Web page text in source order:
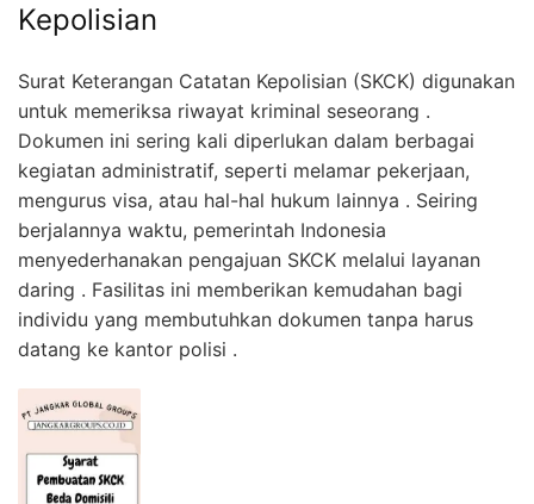
Kepolisian
Surat Keterangan Catatan Kepolisian (SKCK) digunakan
untuk memeriksa riwayat kriminal seseorang .
Dokumen ini sering kali diperlukan dalam berbagai
kegiatan administratif, seperti melamar pekerjaan,
mengurus visa, atau hal-hal hukum lainnya . Seiring
berjalannya waktu, pemerintah Indonesia
menyederhanakan pengajuan SKCK melalui layanan
daring . Fasilitas ini memberikan kemudahan bagi
individu yang membutuhkan dokumen tanpa harus
datang ke kantor polisi .